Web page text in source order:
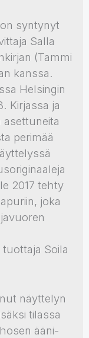
syntynyt
Salla
(Tammi
kanssa.
Helsingin
Kirjassa ja
asettuneita
perimää
2017 tehty
joka
Soila
näyttelyn
tilassa
ääni-